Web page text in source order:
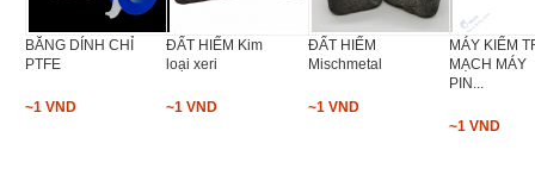
BĂNG DÍNH CHỈ
PTFE
~1 VND
ĐẤT HIẾM Kim
loại xeri
~1 VND
ĐẤT HIẾM
Mischmetal
~1 VND
MÁY KIỂM
MẠCH MÁY
PIN...
~1 VND